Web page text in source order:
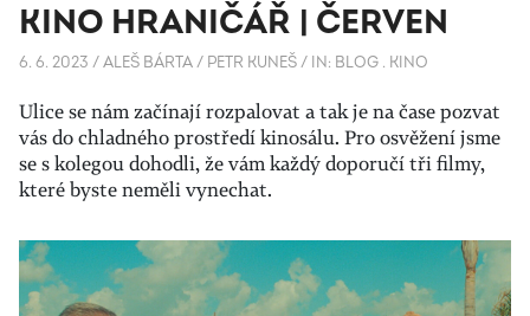
KINO HRANIČÁŘ | ČERVEN
6. 6. 2023 /ALEŠ BÁRTA / PETR KUNEŠ/ IN: BLOG . KINO
Ulice se nám začínají rozpalovat a tak je na čase pozvat
vás do chladného prostředí kinosálu. Pro osvěžení jsme
se s kolegou dohodli, že vám každý doporučí tři filmy,
které byste neměli vynechat.